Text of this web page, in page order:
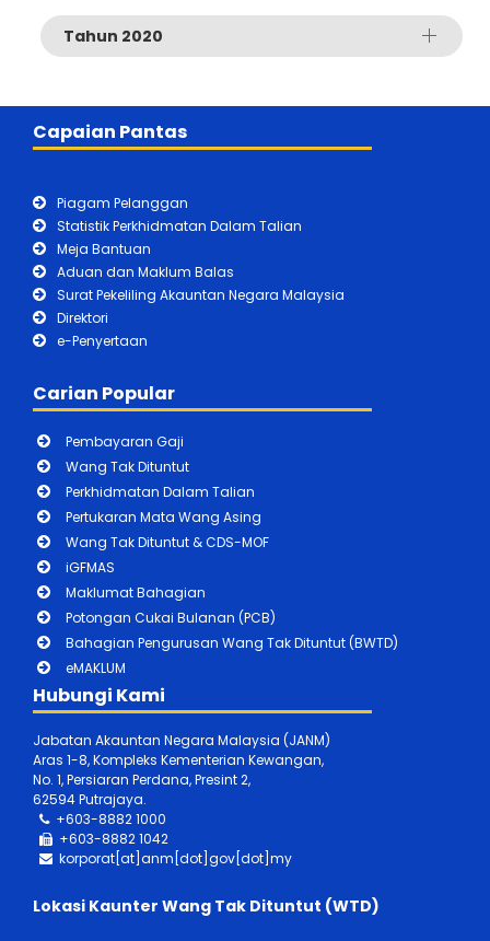
Tahun 2020
Capaian Pantas
Piagam Pelanggan
Statistik Perkhidmatan Dalam Talian
Meja Bantuan
Aduan dan Maklum Balas
Surat Pekeliling Akauntan Negara Malaysia
Direktori
e-Penyertaan
Carian Popular
Pembayaran Gaji
Wang Tak Dituntut
Perkhidmatan Dalam Talian
Pertukaran Mata Wang Asing
Wang Tak Dituntut & CDS-MOF
iGFMAS
Maklumat Bahagian
Potongan Cukai Bulanan (PCB)
Bahagian Pengurusan Wang Tak Dituntut (BWTD)
eMAKLUM
Hubungi Kami
Jabatan Akauntan Negara Malaysia (JANM)
Aras 1-8, Kompleks Kementerian Kewangan,
No. 1, Persiaran Perdana, Presint 2,
62594 Putrajaya.
+603-8882 1000
+603-8882 1042
korporat[at]anm[dot]gov[dot]my
Lokasi Kaunter Wang Tak Dituntut (WTD)